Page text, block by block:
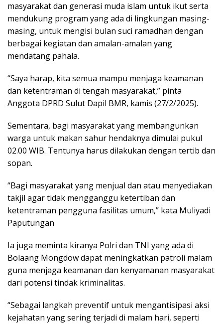
masyarakat dan generasi muda islam untuk ikut serta
mendukung program yang ada di lingkungan masing-
masing, untuk mengisi bulan suci ramadhan dengan
berbagai kegiatan dan amalan-amalan yang
mendatang pahala.
“Saya harap, kita semua mampu menjaga keamanan
dan ketentraman di tengah masyarakat,” pinta
Anggota DPRD Sulut Dapil BMR, kamis (27/2/2025).
Sementara, bagi masyarakat yang membangunkan
warga untuk makan sahur hendaknya dimulai pukul
02.00 WIB. Tentunya harus dilakukan dengan tertib dan
sopan.
“Bagi masyarakat yang menjual dan atau menyediakan
takjil agar tidak mengganggu ketertiban dan
ketentraman pengguna fasilitas umum,” kata Muliyadi
Paputungan
Ia juga meminta kiranya Polri dan TNI yang ada di
Bolaang Mongdow dapat meningkatkan patroli malam
guna menjaga keamanan dan kenyamanan masyarakat
dari potensi tindak kriminalitas.
“Sebagai langkah preventif untuk mengantisipasi aksi
kejahatan yang sering terjadi di malam hari, seperti